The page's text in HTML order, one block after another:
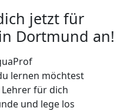
jetzt für
Dortmund an!
lernen möchtest
für dich
und lege los